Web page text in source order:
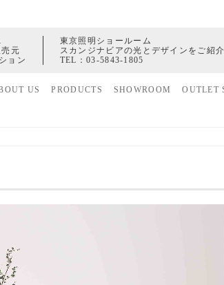
元
ョン
東京照明ショールーム
スカンジナビアの光とデザインをご紹
TEL：03-5843-1805
US PRODUCTS SHOWROOM OUTLET